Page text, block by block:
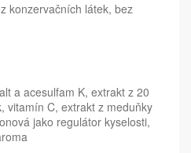
konzervačních látek, bez
a acesulfam K, extrakt z 20
vitamín C, extrakt z meduňky
jako regulátor kyselosti,